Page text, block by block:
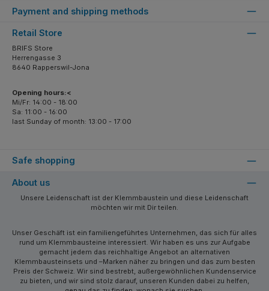
Payment and shipping methods
Safe shopping
Retail Store
BRIFS Store
Herrengasse 3
8640 Rapperswil-Jona
Opening hours:<
Mi/Fr: 14:00 - 18:00
Sa: 11:00 - 16:00
last Sunday of month: 13:00 - 17:00
About us
Unsere Leidenschaft ist der Klemmbaustein und diese Leidenschaft
möchten wir mit Dir teilen.
Unser Geschäft ist ein familiengeführtes Unternehmen, das sich für alles
rund um Klemmbausteine interessiert. Wir haben es uns zur Aufgabe
gemacht jedem das reichhaltige Angebot an alternativen
Klemmbausteinsets und –Marken näher zu bringen und das zum besten
Preis der Schweiz. Wir sind bestrebt, außergewöhnlichen Kundenservice
zu bieten, und wir sind stolz darauf, unseren Kunden dabei zu helfen,